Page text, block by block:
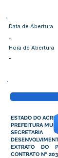
Data de Abertura
-
Hora de Abertura
-
ESTADO DO ACRE
PREFEITURA
EXTRATO DO
CONTRATO Nº